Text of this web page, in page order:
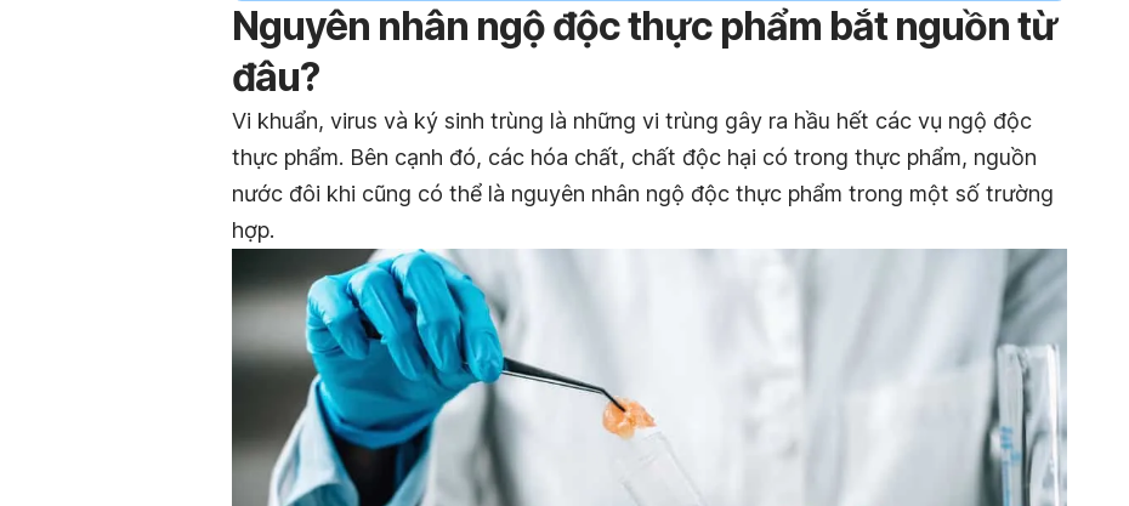
Nguyên nhân ngộ độc thực phẩm bắt nguồn từ
đâu?
Vi khuẩn, virus và ký sinh trùng là những vi trùng gây ra hầu hết các vụ ngộ độc
thực phẩm. Bên cạnh đó, các hóa chất, chất độc hại có trong thực phẩm, nguồn
nước đôi khi cũng có thể là nguyên nhân ngộ độc thực phẩm trong một số trường
hợp.